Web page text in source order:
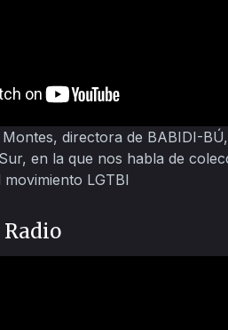
directora de BABIDI-
en la que nos habla de
LGTBI
Radio